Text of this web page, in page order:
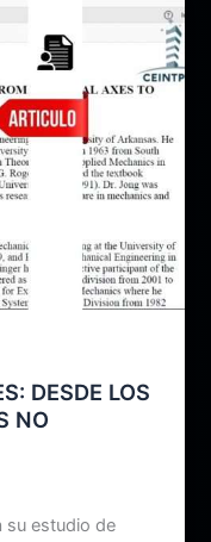
DESDE LOS
NO
su estudio de